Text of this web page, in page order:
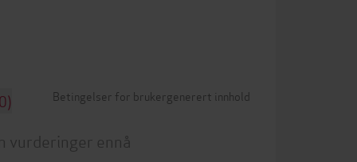
Betingelser for brukergenerert innhold
vurderinger ennå